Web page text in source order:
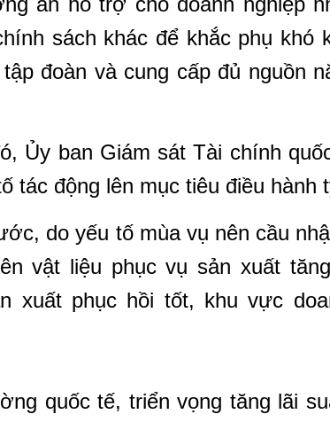
sách khác để khắc phụ khó
đoàn và cung cấp đủ nguồn
Ủy ban Giám sát Tài chính
tác động lên mục tiêu điều hành
do yếu tố mùa vụ nên cầu
vật liệu phục vụ sản xuất
xuất phục hồi tốt, khu vực
quốc tế, triển vọng tăng lãi